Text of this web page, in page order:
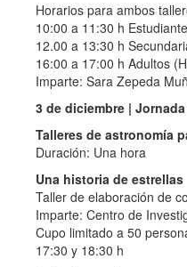
Horarios para ambos
10:00 a 11:30 h
12.00 a 13:30 h
16:00 a 17:00 h Adultos
Imparte: Sara Zepeda
3 de diciembre |
Talleres de astronomía
Duración: Una hora
Una historia de estrellas
Taller de elaboración de
Imparte: Centro de
Cupo limitado a 50
17:30 y 18:30 h